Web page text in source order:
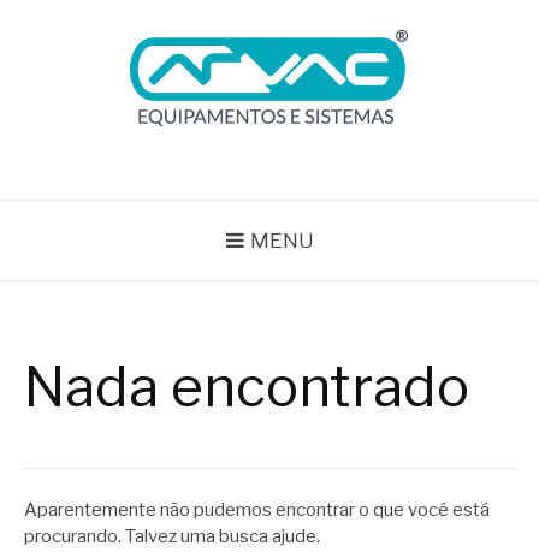
MENU
Nada encontrado
Aparentemente não pudemos encontrar o que você está
procurando. Talvez uma busca ajude.